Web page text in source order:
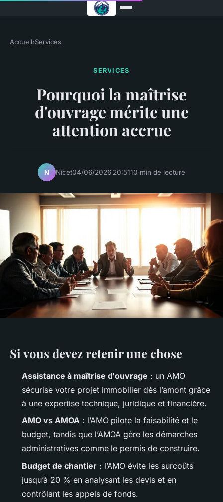
Accueil›Services
SERVICES
Pourquoi la maîtrise
d'ouvrage mérite une
attention accrue
N Nicet04/06/2026 20:5110 min de lecture
Si vous devez retenir une chose
Assistance à maîtrise d'ouvrage : un AMO
sécurise votre projet immobilier dès l’amont grâce
à une expertise technique, juridique et financière.
AMO vs AMOA : l’AMO pilote la faisabilité et le
budget, tandis que l’AMOA gère les démarches
administratives comme le permis de construire.
Budget de chantier : l’AMO évite les surcoûts
jusqu’à 20 % en analysant les devis et en
contrôlant les appels de fonds.